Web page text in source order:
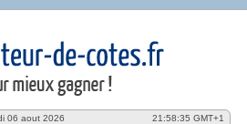
06 aout 2026 21:58:35 GMT+1